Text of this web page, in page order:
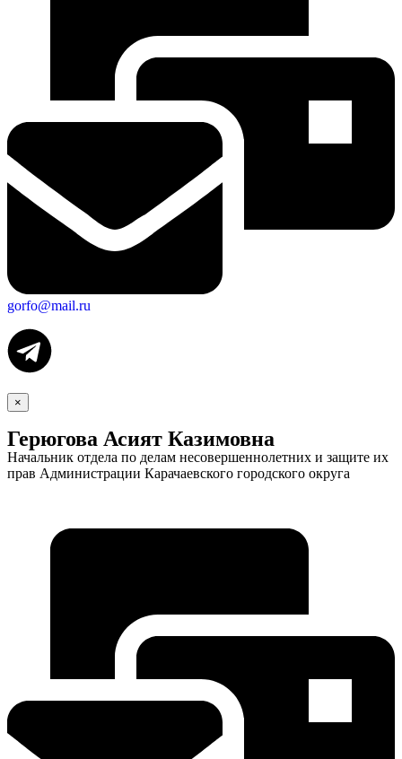
gorfo@mail.ru
×
Герюгова Асият Казимовна
Начальник отдела по делам несовершеннолетних и защите их
прав Администрации Карачаевского городского округа